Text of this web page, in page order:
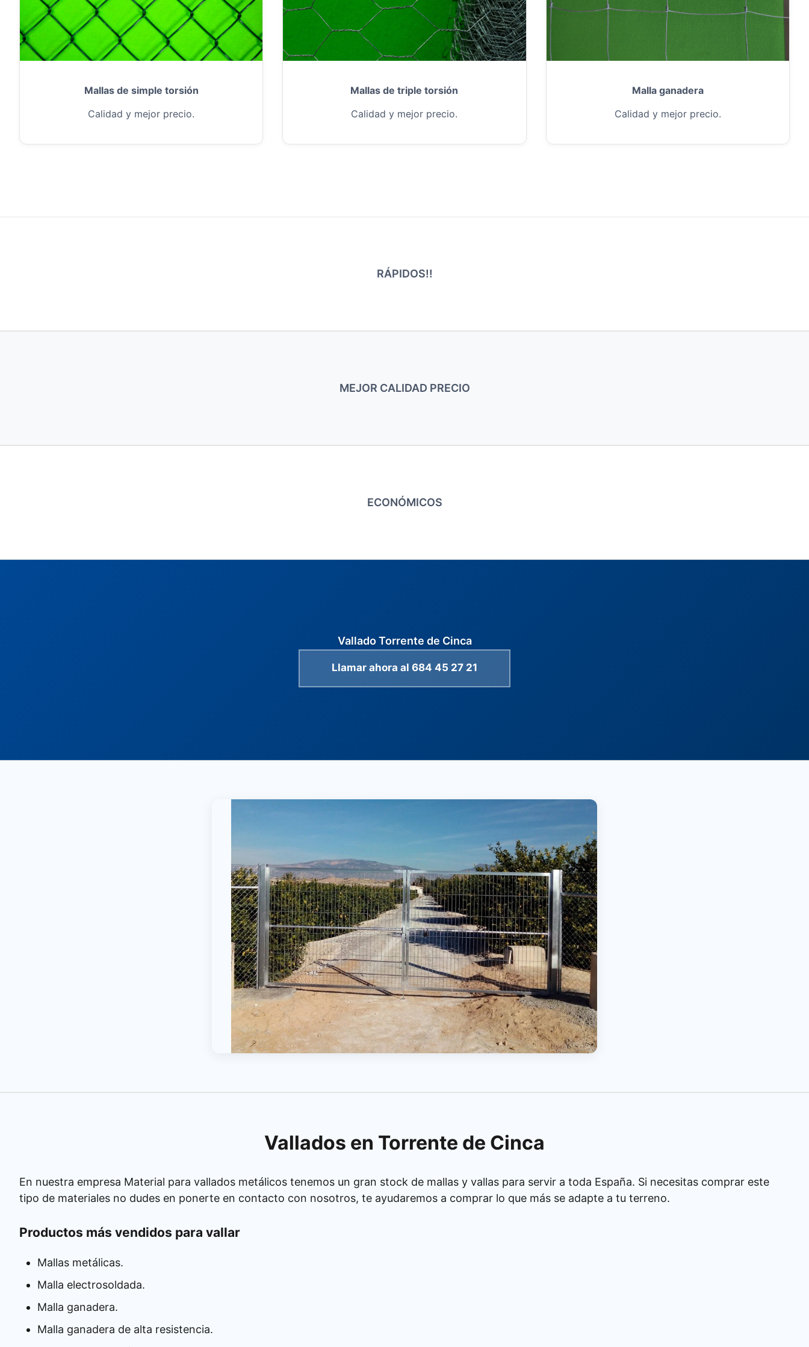
Mallas de simple torsión
Calidad y mejor precio.
Mallas de triple torsión
Calidad y mejor precio.
Malla ganadera
Calidad y mejor precio.
RÁPIDOS!!
MEJOR CALIDAD PRECIO
ECONÓMICOS
Vallado Torrente de Cinca
Llamar ahora al 684 45 27 21
Vallados en Torrente de Cinca
En nuestra empresa Material para vallados metálicos tenemos un gran stock de mallas y vallas para servir a toda España. Si necesitas comprar este
tipo de materiales no dudes en ponerte en contacto con nosotros, te ayudaremos a comprar lo que más se adapte a tu terreno.
Productos más vendidos para vallar
Mallas metálicas.
Malla electrosoldada.
Malla ganadera.
Malla ganadera de alta resistencia.